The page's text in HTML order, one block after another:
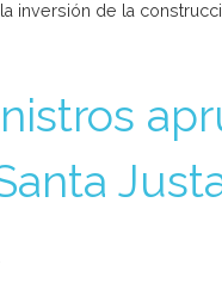
inversión de la